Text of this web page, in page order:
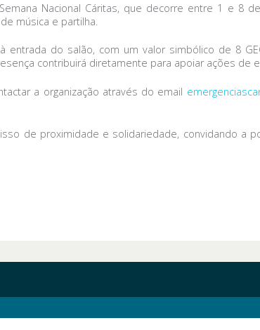
Nacional Cáritas, que decorre entre 1 e 8
música e partilha.
do salão, com um valor simbólico de 8
contribuirá diretamente para apoiar ações de
a organização através do email
de proximidade e solidariedade, convidando a